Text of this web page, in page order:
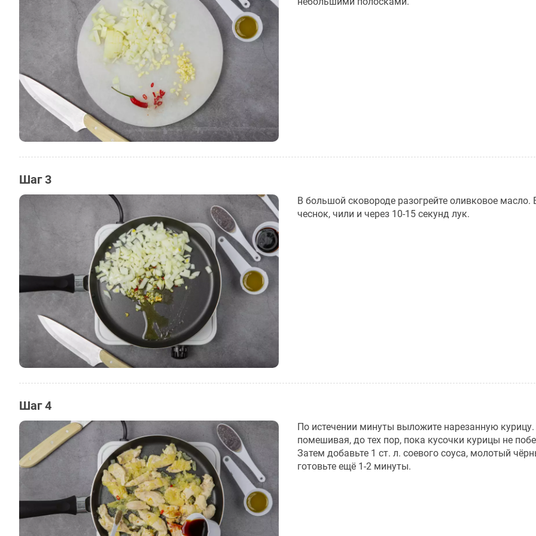
Шаг 3
В большой сковороде разогрейте оливковое масло.
чеснок, чили и через 10-15 секунд лук.
Шаг 4
По истечении минуты выложите нарезанную курицу.
помешивая, до тех пор, пока кусочки курицы не
Затем добавьте 1 ст. л. соевого соуса, молотый
готовьте ещё 1-2 минуты.